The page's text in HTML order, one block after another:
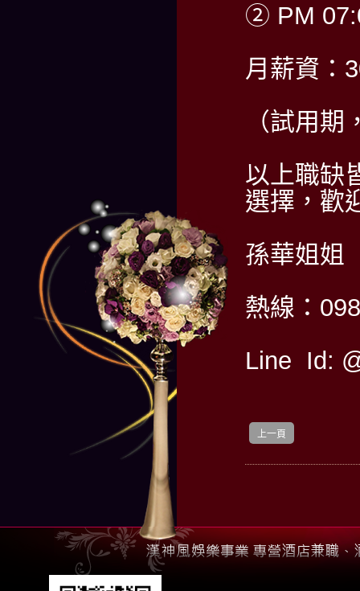
② PM
月薪資：
（試用
以上職缺
選擇，歡
孫華姐姐
熱線：
Line Id:
上一頁